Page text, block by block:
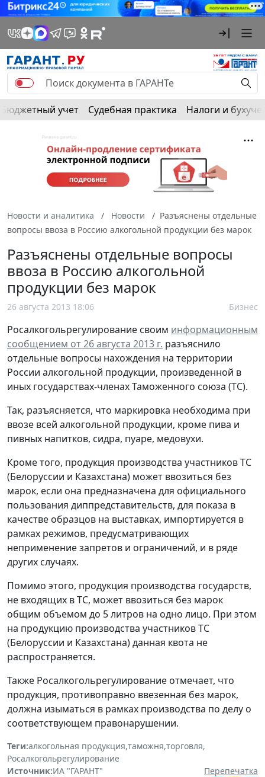
Бюджетный учет Судебная практика Налоги и
Новости и аналитика Новости
Разъяснены отдельные
вопросы ввоза в Россию алкогольной продукции без марок
Разъяснены отдельные вопросы
ввоза в Россию алкогольной
продукции без марок
26 августа 2013 18:06 Бизнес
Росалкогольрегулирование своим информационным
сообщением от 26 августа 2013 г. разъяснило
отдельные вопросы нахождения на территории
России алкогольной продукции, произведенной в
иных государствах-членах Таможенного союза (ТС).
Так, разъясняется, что маркировка необходима при
ввозе всей алкогольной продукции, кроме пива и
пивных напитков, сидра, пуаре, медовухи.
Кроме того, продукция производства участников ТС
(Белоруссии и Казахстана) может ввозиться без
марок, если она предназначена для официального
пользования диппредставительств, для показа в
качестве образцов на выставках, импортируется в
рамках режимов, предусматривающих
неприменение запретов и ограничений, и в ряде
других случаях.
Помимо этого, продукция производства государств,
не входящих в ТС, может ввозиться без марок
общим объемом до 5 литров на одно лицо. При этом
на продукцию производства участников ТС
(Белоруссии и Казахстана) данная квота не
распространяется.
Также Росалкогольрегулирование отмечает, что
продукция, противоправно ввезенная без марок,
должна изыматься в рамках производства по делу о
соответствующем правонарушении.
Теги:алкогольная продукция,таможня,торговля,
Росалкогольрегулирование
Источник:ИА "ГАРАНТ"
Перепечатка